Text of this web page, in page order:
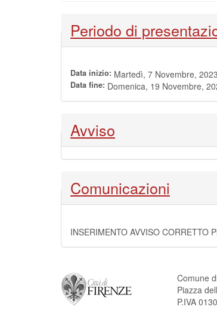
Nascondi
Periodo di
Data inizio: Martedì, 7 Novembre, 2023
Data fine: Domenica, 19 Novembre,
Nascondi
Avviso
Nascondi
Comunicazioni
INSERIMENTO AVVISO CORRETTO
Comune
Piazza
P.IVA